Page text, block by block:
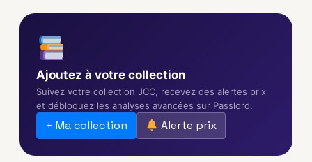
Ajoutez à votre collection
Suivez votre collection JCC, recevez des alertes prix
et débloquez les analyses avancées sur Passlord.
+ Ma collection Alerte prix